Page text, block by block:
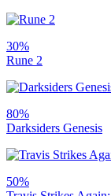
30%
Rune 2
80%
Darksiders Genesis
50%